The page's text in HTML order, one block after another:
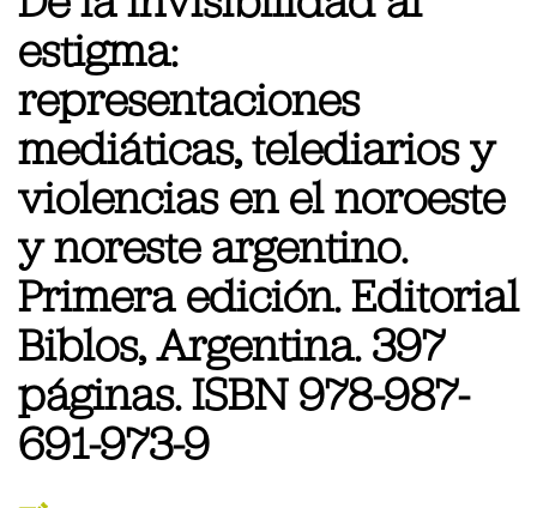
estigma:
representaciones
mediáticas, telediarios y
violencias en el noroeste
y noreste argentino.
Primera edición. Editorial
Biblos, Argentina. 397
páginas. ISBN 978-987-
691-973-9